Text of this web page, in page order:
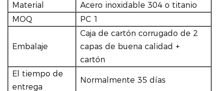
Material
Acero inoxidable 304 o titanio
MOQ
PC 1
Embalaje
Caja de cartón corrugado de 2
capas de buena calidad +
cartón
El tiempo de
entrega
Normalmente 35 días